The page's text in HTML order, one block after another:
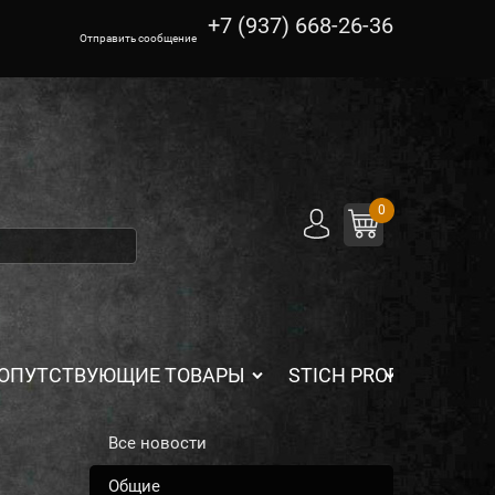
Отправить сообщение +7 (937) 668-26-36
0
ТОВАРЫ STICH PROFI
Все новости
Общие